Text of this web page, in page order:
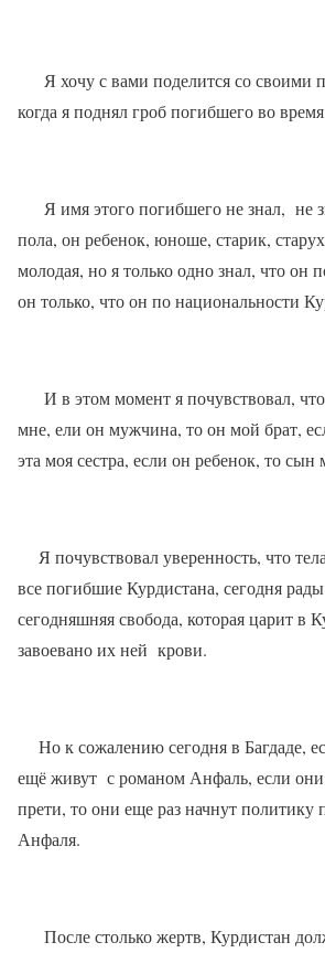
Я хочу с вами поделится со своими
когда я поднял гроб погибшего во
Я имя этого погибшего не знал, не
пола, он ребенок, юноше, старик,
молодая, но я только одно знал, что он
он только, что он по национальности
И в этом момент я почувствовал,
мне, ели он мужчина, то он мой брат,
эта моя сестра, если он ребенок, то сын
Я почувствовал уверенность, что
все погибшие Курдистана, сегодня
сегодняшняя свобода, которая царит в
завоевано их ней крови.
Но к сожалению сегодня в Багдаде,
ещё живут с романом Анфаль, если они
прети, то они еще раз начнут политику
Анфаля.
После столько жертв, Курдистан